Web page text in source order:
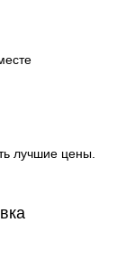
лучшие цены.